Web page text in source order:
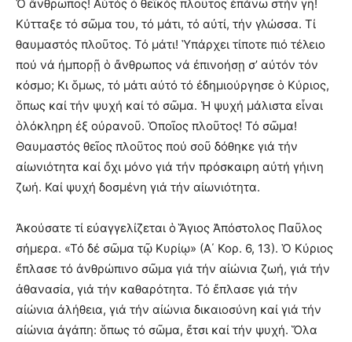
Ὁ ἄνθρωπος! Αὐτός ὁ θεϊκός πλοῦτος ἐπάνω στήν γῆ!
Κύτταξε τό σῶμα του, τό μάτι, τό αὐτί, τήν γλώσσα. Τί
θαυμαστός πλοῦτος. Τό μάτι! Ὑπάρχει τίποτε πιό τέλειο
πού νά ἠμπορῇ ὁ ἄνθρωπος νά ἐπινοήσῃ σ’ αὐτόν τόν
κόσμο; Κι ὅμως, τό μάτι αὐτό τό ἐδημιούργησε ὁ Κύριος,
ὅπως καί τήν ψυχή καί τό σῶμα. Ἡ ψυχή μάλιστα εἶναι
ὁλόκληρη ἐξ οὐρανοῦ. Ὁποῖος πλοῦτος! Τό σῶμα!
Θαυμαστός θεῖος πλοῦτος πού σοῦ δόθηκε γιά τήν
αἰωνιότητα καί ὄχι μόνο γιά τήν πρόσκαιρη αὐτή γήινη
ζωή. Καί ψυχή δοσμένη γιά τήν αἰωνιότητα.
Ἀκούσατε τί εὐαγγελίζεται ὁ Ἅγιος Ἀπόστολος Παῦλος
σήμερα. «Τό δέ σῶμα τῷ Κυρίῳ» (Α΄ Κορ. 6, 13). Ὁ Κύριος
ἔπλασε τό ἀνθρώπινο σῶμα γιά τήν αἰώνια ζωή, γιά τήν
ἀθανασία, γιά τήν καθαρότητα. Τό ἔπλασε γιά τήν
αἰώνια ἀλήθεια, γιά τήν αἰώνια δικαιοσύνη καί γιά τήν
αἰώνια ἀγάπη: ὅπως τό σῶμα, ἔτσι καί τήν ψυχή. Ὅλα